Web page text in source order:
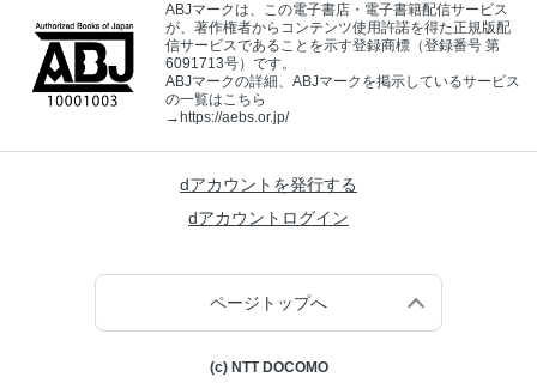
ABJマークは、この電子書店・電子書籍配信サービス
が、著作権者からコンテンツ使用許諾を得た正規版配
信サービスであることを示す登録商標（登録番号 第
6091713号）です。
ABJマークの詳細、ABJマークを掲示しているサービス
の一覧はこちら
→ https://aebs.or.jp/
dアカウントを発行する
dアカウントログイン
ページトップへ
(c) NTT DOCOMO